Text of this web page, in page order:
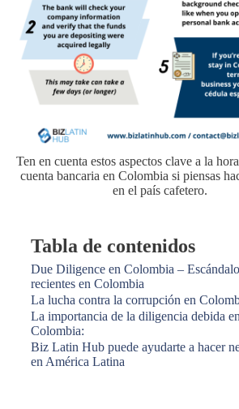
Ten en cuenta estos aspectos clave a la
cuenta bancaria en Colombia si piensas
en el país cafetero.
Tabla de contenidos
Due Diligence en Colombia –
recientes en Colombia
La lucha contra la corrupción en
La importancia de la diligencia debida en
Colombia:
Biz Latin Hub puede ayudarte a hacer
en América Latina